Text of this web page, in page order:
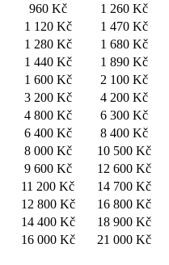
960 Kč
1 260 Kč
1 120 Kč
1 470 Kč
1 280 Kč
1 680 Kč
1 440 Kč
1 890 Kč
1 600 Kč
2 100 Kč
3 200 Kč
4 200 Kč
4 800 Kč
6 300 Kč
6 400 Kč
8 400 Kč
8 000 Kč
10 500 Kč
9 600 Kč
12 600 Kč
11 200 Kč
14 700 Kč
12 800 Kč
16 800 Kč
14 400 Kč
18 900 Kč
16 000 Kč 21 000 Kč